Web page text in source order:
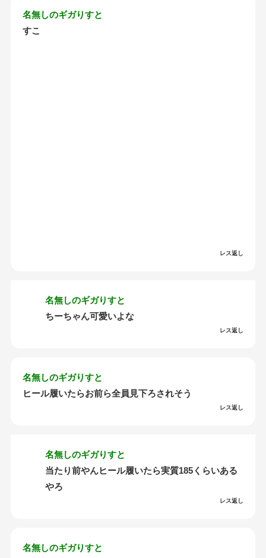
名無しのギガりすと
すこ
レス返し
名無しのギガりすと
ちーちゃん可愛いよな
レス返し
名無しのギガりすと
ヒール履いたらお前ら全員見下ろされそう
レス返し
名無しのギガりすと
当たり前やんヒール履いたら実質185くらいある
やろ
レス返し
名無しのギガりすと